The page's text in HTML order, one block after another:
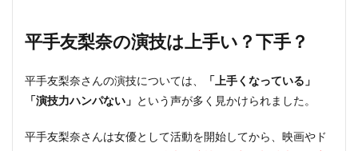
平手友梨奈の演技は上手い？下手？
平手友梨奈さんの演技については、
「上手くなっている」
「演技力ハンパない」
という声が多く見かけられました。
平手友梨奈さんは女優として活動を開始してから、映画やド